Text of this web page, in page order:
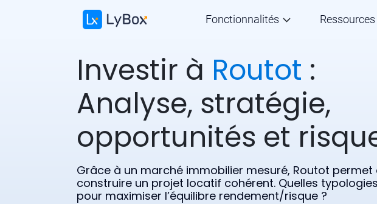
Fonctionnalités Ressources
Investir à Routot :
Analyse, stratégie,
opportunités et
Grâce à un marché immobilier mesuré, Routot permet
construire un projet locatif cohérent. Quelles
pour maximiser l’équilibre rendement/risque ?